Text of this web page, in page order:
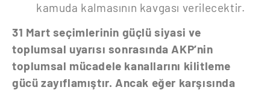
kamuda kalmasının kavgası verilecektir.
31 Mart seçimlerinin güçlü siyasi ve
toplumsal uyarısı sonrasında AKP’nin
toplumsal mücadele kanallarını kilitleme
gücü zayıflamıştır. Ancak eğer karşısında